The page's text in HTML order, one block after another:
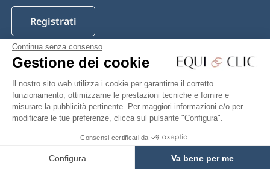
Continua senza consenso
Gestione dei cookie
Il nostro sito web utilizza i cookie per garantirne il corretto
funzionamento, ottimizzarne le prestazioni tecniche e fornire e
misurare la pubblicità pertinente. Per maggiori informazioni e/o per
modificare le tue preferenze, clicca sul pulsante "Configura".
Consensi certificati da
Configura Va bene per me
Add to cart
Registrati
Facebook Twitter
YouTube
Pinterest
Instagram
Equiclic © 2026
Gestione dei cookie